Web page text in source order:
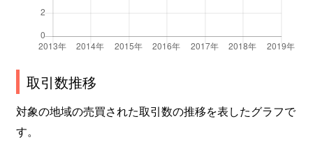
取引数推移
対象の地域の売買された取引数の推移を表したグラフで
す。